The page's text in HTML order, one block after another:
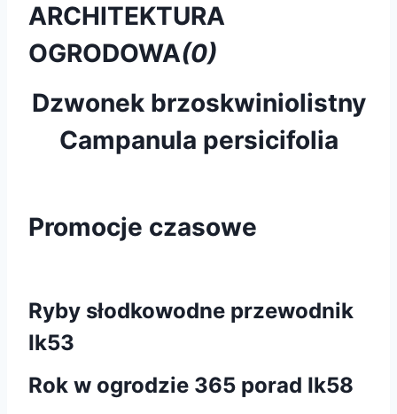
ARCHITEKTURA
OGRODOWA(0)
Dzwonek brzoskwiniolistny
Campanula persicifolia
Promocje czasowe
Ryby słodkowodne przewodnik
Ik53
Rok w ogrodzie 365 porad Ik58